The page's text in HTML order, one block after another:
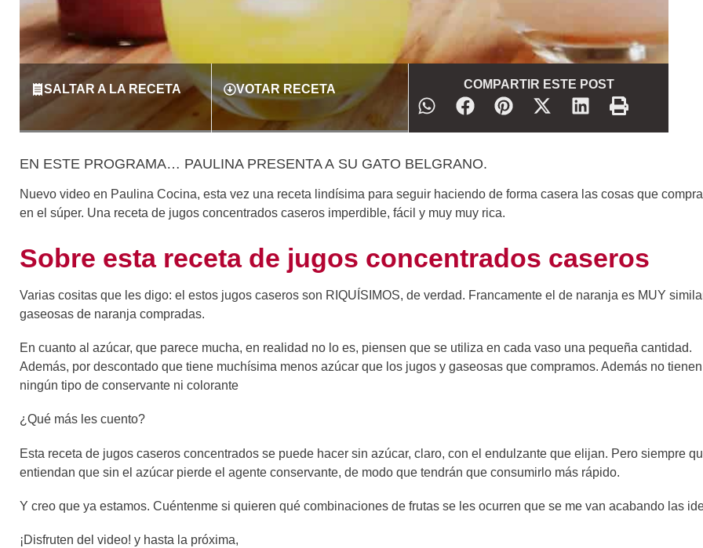
SALTAR A LA RECETA VOTAR RECETA COMPARTIR ESTE POST
EN ESTE PROGRAMA… PAULINA PRESENTA A SU GATO BELGRANO.
Nuevo video en Paulina Cocina, esta vez una receta lindísima para seguir haciendo de forma casera las cosas que
en el súper. Una receta de jugos concentrados caseros imperdible, fácil y muy muy rica.
Sobre esta receta de jugos concentrados caseros
Varias cositas que les digo: el estos jugos caseros son RIQUÍSIMOS, de verdad. Francamente el de naranja es MUY
gaseosas de naranja compradas.
En cuanto al azúcar, que parece mucha, en realidad no lo es, piensen que se utiliza en cada vaso una pequeña cantidad.
Además, por descontado que tiene muchísima menos azúcar que los jugos y gaseosas que compramos. Además no tienen
ningún tipo de conservante ni colorante
¿Qué más les cuento?
Esta receta de jugos caseros concentrados se puede hacer sin azúcar, claro, con el endulzante que elijan. Pero siempre
entiendan que sin el azúcar pierde el agente conservante, de modo que tendrán que consumirlo más rápido.
Y creo que ya estamos. Cuéntenme si quieren qué combinaciones de frutas se les ocurren que se me van acabando las
¡Disfruten del video! y hasta la próxima,